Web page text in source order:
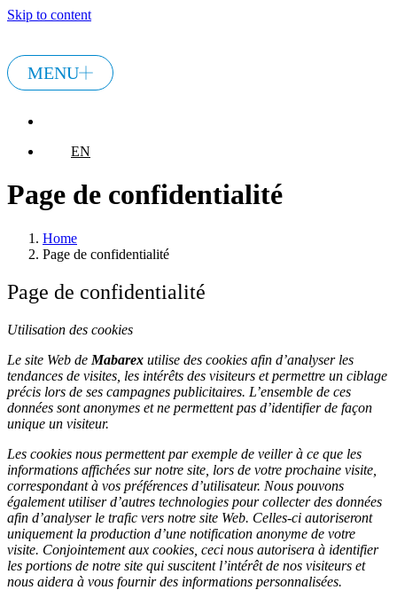
Skip to content
MENU
EN
Page de confidentialité
Home
Page de confidentialité
Page de confidentialité
Utilisation des cookies
Le site Web de Mabarex utilise des cookies afin d’analyser les
tendances de visites, les intérêts des visiteurs et permettre un ciblage
précis lors de ses campagnes publicitaires. L’ensemble de ces
données sont anonymes et ne permettent pas d’identifier de façon
unique un visiteur.
Les cookies nous permettent par exemple de veiller à ce que les
informations affichées sur notre site, lors de votre prochaine visite,
correspondant à vos préférences d’utilisateur. Nous pouvons
également utiliser d’autres technologies pour collecter des données
afin d’analyser le trafic vers notre site Web. Celles-ci autoriseront
uniquement la production d’une notification anonyme de votre
visite. Conjointement aux cookies, ceci nous autorisera à identifier
les portions de notre site qui suscitent l’intérêt de nos visiteurs et
nous aidera à vous fournir des informations personnalisées.